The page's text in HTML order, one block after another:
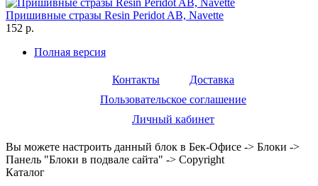
Пришивные стразы Resin Peridot AB, Navette
152 р.
Полная версия
Контакты
Доставка
Пользовательское соглашение
Личный кабинет
Вы можете настроить данный блок в Бек-Офисе -> Блоки ->
Панель "Блоки в подвале сайта" -> Copyright
Каталог